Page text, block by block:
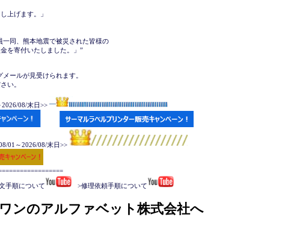
ます。」
一同、熊本地震で被災された皆様の
を寄付いたしました。」”
ールが見受けられます。
。
08/末日>>
01～2026/08/末日>>
文手順について
   >修理依頼手順について
ンのアルファベット株式会社へ